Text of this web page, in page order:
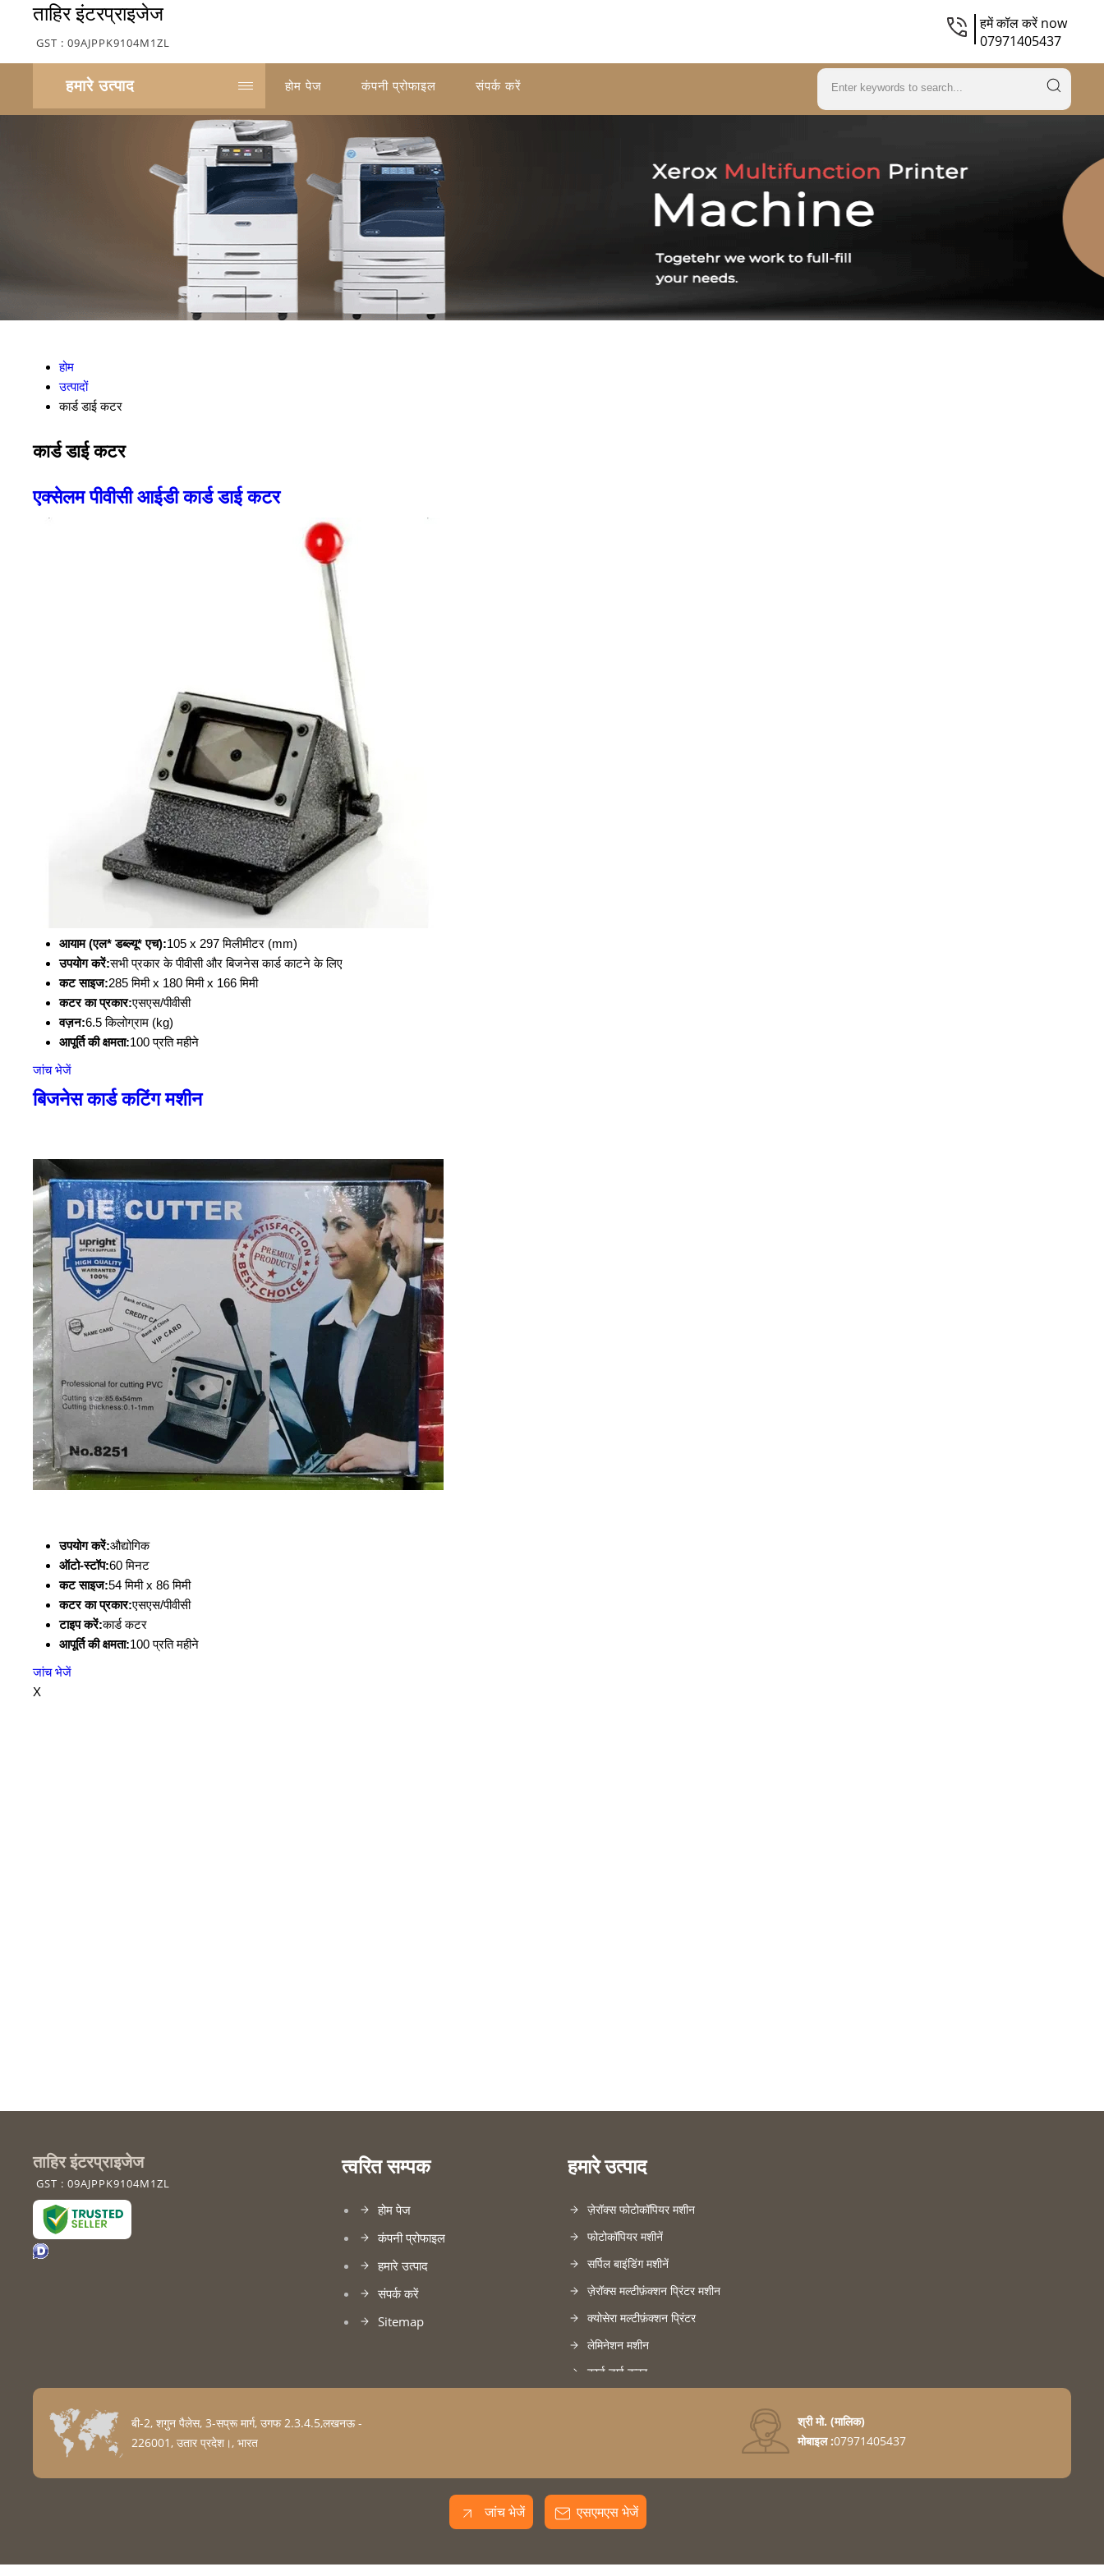
ताहिर इंटरप्राइजेज
GST : 09AJPPK9104M1ZL
हमें कॉल करें now
07971405437
हमारे उत्पाद होम पेज कंपनी प्रोफाइल संपर्क करें
होम
उत्पादों
कार्ड डाई कटर
कार्ड डाई कटर
एक्सेलम पीवीसी आईडी कार्ड डाई कटर
आयाम (एल* डब्ल्यू* एच):105 x 297 मिलीमीटर (mm)
उपयोग करें:सभी प्रकार के पीवीसी और बिजनेस कार्ड काटने के लिए
कट साइज:285 मिमी x 180 मिमी x 166 मिमी
कटर का प्रकार:एसएस/पीवीसी
वज़न:6.5 किलोग्राम (kg)
आपूर्ति की क्षमता:100 प्रति महीने
जांच भेजें
बिजनेस कार्ड कटिंग मशीन
उपयोग करें:औद्योगिक
ऑटो-स्टॉप:60 मिनट
कट साइज:54 मिमी x 86 मिमी
कटर का प्रकार:एसएस/पीवीसी
टाइप करें:कार्ड कटर
आपूर्ति की क्षमता:100 प्रति महीने
जांच भेजें
X
ताहिर इंटरप्राइजेज
GST : 09AJPPK9104M1ZL
त्वरित सम्पक
होम पेज
कंपनी प्रोफाइल
हमारे उत्पाद
संपर्क करें
Sitemap
हमारे उत्पाद
ज़ेरॉक्स फोटोकॉपियर मशीन
फोटोकॉपियर मशीनें
सर्पिल बाइंडिंग मशीनें
ज़ेरॉक्स मल्टीफ़ंक्शन प्रिंटर मशीन
क्योसेरा मल्टीफ़ंक्शन प्रिंटर
लेमिनेशन मशीन
कार्ड डाई कटर
बी-2, शगुन पैलेस, 3-सप्रू मार्ग, उगफ 2.3.4.5,लखनऊ -
226001, उतार प्रदेश।, भारत
श्री मो. (मालिक)
मोबाइल :07971405437
जांच भेजें एसएमएस भेजें